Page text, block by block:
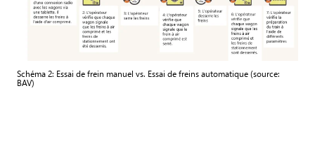
Schéma 2: Essai de frein manuel vs. Essai de freins automatique (source:
BAV)